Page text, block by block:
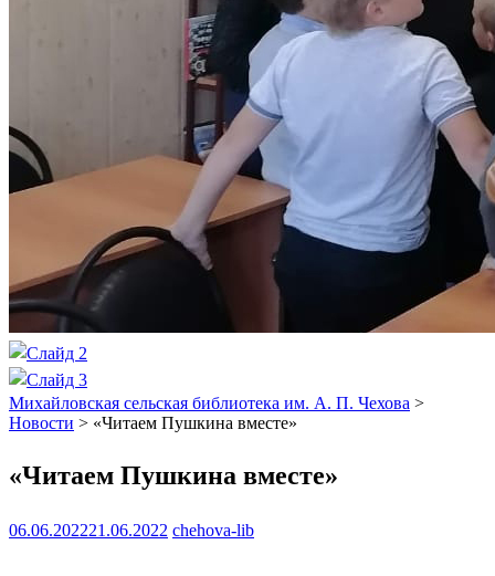
Михайловская сельская библиотека им. А. П. Чехова >
Новости > «Читаем Пушкина вместе»
«Читаем Пушкина вместе»
06.06.202221.06.2022 chehova-lib